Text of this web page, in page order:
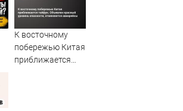
в Россию
К восточному
побережью Китая
приближается